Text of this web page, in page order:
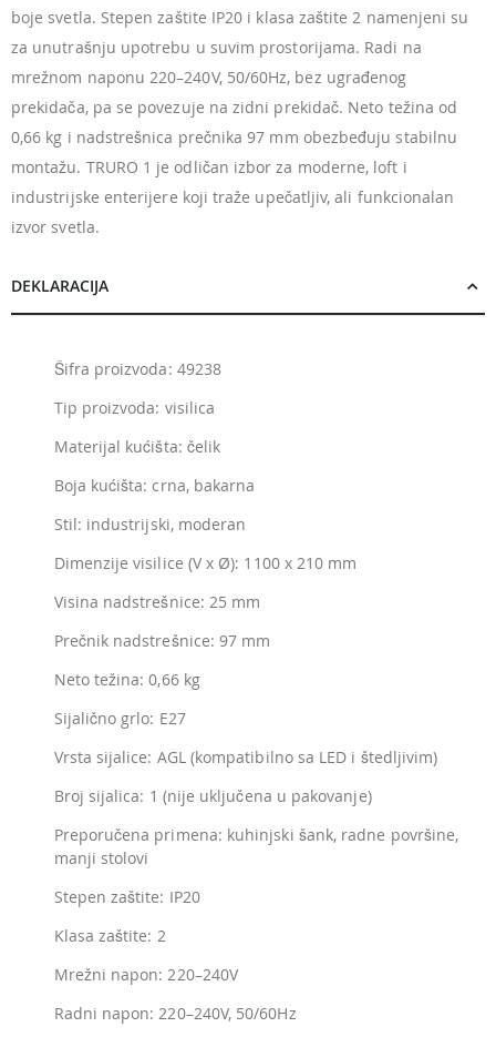
boje svetla. Stepen zaštite IP20 i klasa zaštite 2 namenjeni su
za unutrašnju upotrebu u suvim prostorijama. Radi na
mrežnom naponu 220–240V, 50/60Hz, bez ugrađenog
prekidača, pa se povezuje na zidni prekidač. Neto težina od
0,66 kg i nadstrešnica prečnika 97 mm obezbeđuju stabilnu
montažu. TRURO 1 je odličan izbor za moderne, loft i
industrijske enterijere koji traže upečatljiv, ali funkcionalan
izvor svetla.
DEKLARACIJA
Šifra proizvoda: 49238
Tip proizvoda: visilica
Materijal kućišta: čelik
Boja kućišta: crna, bakarna
Stil: industrijski, moderan
Dimenzije visilice (V x Ø): 1100 x 210 mm
Visina nadstrešnice: 25 mm
Prečnik nadstrešnice: 97 mm
Neto težina: 0,66 kg
Sijalično grlo: E27
Vrsta sijalice: AGL (kompatibilno sa LED i štedljivim)
Broj sijalica: 1 (nije uključena u pakovanje)
Preporučena primena: kuhinjski šank, radne površine,
manji stolovi
Stepen zaštite: IP20
Klasa zaštite: 2
Mrežni napon: 220–240V
Radni napon: 220–240V, 50/60Hz